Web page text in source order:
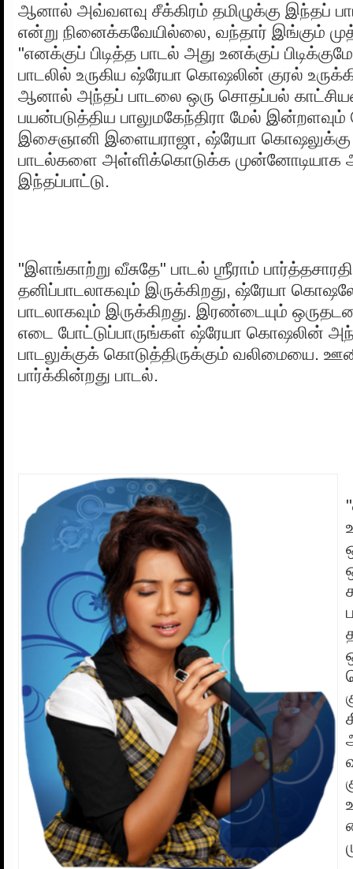
ஆனால் அவ்வளவு சீக்கிரம் தமிழுக்கு இந்தப்
என்று நினைக்கவேயில்லை, வந்தார் இங்கும்
"எனக்குப் பிடித்த பாடல் அது உனக்குப்
பாடலில் உருகிய ஷ்ரேயா கொஷலின் குரல்
ஆனால் அந்தப் பாடலை ஒரு சொதப்பல்
பயன்படுத்திய பாலுமகேந்திரா மேல்
இசைஞானி இளையராஜா, ஷ்ரேயா கொஷலுக்கு
பாடல்களை அள்ளிக்கொடுக்க முன்னோடியாக
இந்தப்பாட்டு.
"இளங்காற்று வீசுதே" பாடல் ஶ்ரீராம்
தனிப்பாடலாகவும் இருக்கிறது, ஷ்ரேயா
பாடலாகவும் இருக்கிறது. இரண்டையும்
எடை போட்டுப்பாருங்கள் ஷ்ரேயா கொஷலின்
பாடலுக்குக் கொடுத்திருக்கும் வலிமையை.
பார்க்கின்றது பாடல்.